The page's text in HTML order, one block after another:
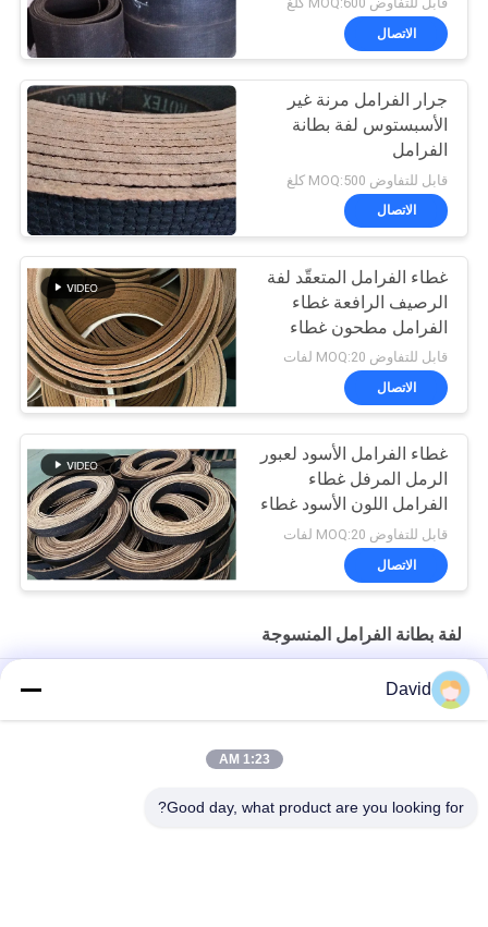
الاتصال
جرار الفرامل مرنة غير
الأسبستوس لفة بطانة
الفرامل
قابل للتفاوض MOQ:500 كلغ
الاتصال
غطاء الفرامل المتعقّد لفة
الرصيف الرافعة غطاء
الفرامل مطحون غطاء
الفرامل المنسوج
قابل للتفاوض MOQ:20 لفات
الاتصال
غطاء الفرامل الأسود لعبور
الرمل المرفل غطاء
الفرامل اللون الأسود غطاء
الفرامل المنسوج
قابل للتفاوض MOQ:20 لفات
الاتصال
لفة بطانة الفرامل المنسوجة
أدوات غياب الأسبستوس المنسوجة للفرامل
أزيبست خالي من النسيج لفائف الفرامل لشركة صناعة السكر الجرار
David
1:23 AM
Good day, what product are you looking for?